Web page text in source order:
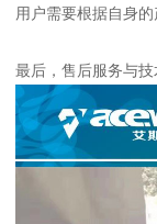
用户需要根据自身
最后，售后服务与技